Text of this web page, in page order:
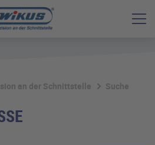
an der Schnittstelle Suche